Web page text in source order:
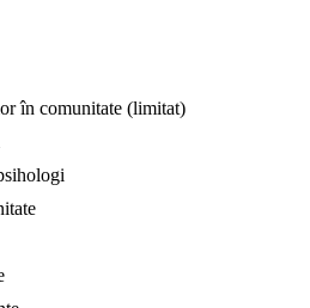
în comunitate (limitat)